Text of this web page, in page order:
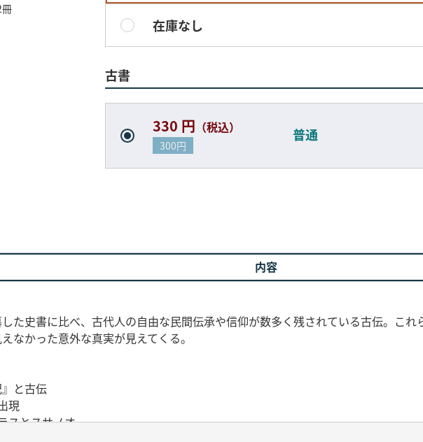
在庫なし
古書
330 円 （税込）
300円
普通
内容
た史書に比べ、古代人の自由な民間伝承や信仰が数多く残されている古伝。これ
なかった意外な真実が見えてくる。
と古伝
現
スとスサノオ